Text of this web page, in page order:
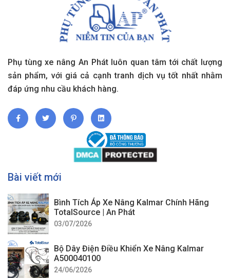
Phụ tùng xe nâng An Phát luôn quan tâm tới chất lượng
sản phẩm, với giá cả cạnh tranh dịch vụ tốt nhất nhằm
đáp ứng nhu cầu khách hàng.
Bài viết mới
Bình Tích Áp Xe Nâng Kalmar Chính Hãng
TotalSource | An Phát
03/07/2026
Bộ Dây Điện Điều Khiển Xe Nâng Kalmar
A500040100
24/06/2026